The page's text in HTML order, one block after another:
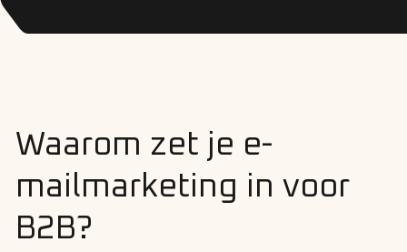
Waarom zet je e-
mailmarketing in voor
B2B?